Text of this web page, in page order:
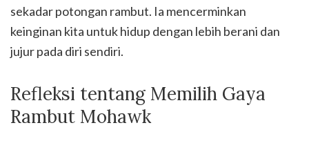
sekadar potongan rambut. Ia mencerminkan
keinginan kita untuk hidup dengan lebih berani dan
jujur pada diri sendiri.
Refleksi tentang Memilih Gaya
Rambut Mohawk